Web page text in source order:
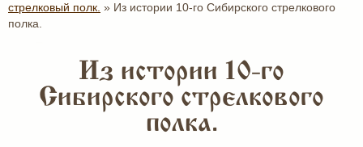
стрелковый полк. » Из истории 10-го Сибирского стрелкового
полка.
Из истории 10-го
Сибирского стрелкового
полка.